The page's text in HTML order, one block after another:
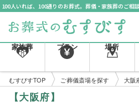
100人いれば、100通りのお葬式。葬儀・家族葬のご相
家族葬 プラン 場所
むすびすTOP ご葬儀斎場を探す 大阪
【大阪府】